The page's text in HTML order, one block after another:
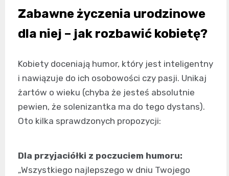
Zabawne życzenia urodzinowe
dla niej – jak rozbawić kobietę?
Kobiety doceniają humor, który jest inteligentny
i nawiązuje do ich osobowości czy pasji. Unikaj
żartów o wieku (chyba że jesteś absolutnie
pewien, że solenizantka ma do tego dystans).
Oto kilka sprawdzonych propozycji:
Dla przyjaciółki z poczuciem humoru:
„Wszystkiego najlepszego w dniu Twojego